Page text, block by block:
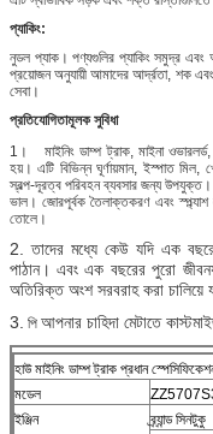
প্যাকিং:
নুডল প্যাক। পণ্যগুলির প্যাকিং সমুদ্র এবং
প্রয়োজন অনুযায়ী আমাদের আর্দ্রতা, শক
সেবা।
প্রতিযোগিতামূলক সুবিধা
1।
মাইনিং ডাম্প ট্রাক, মাইনা
হয়। এটি বিভিন্ন ঘূর্ণায়মান, ইস্পাত
স্বল্প-দূরত্ব পরিবহন ব্যবসার জন্য
ভাল। জোরপূর্বক তৈলাক্তকরণ এবং
তোলে।
2. তাদের মধ্যে কেউ যদি এক
পাঠান। এবং এক বছরের পুরো
অতিরিক্ত অংশ সরবরাহ করা চালিয়ে
3. পি আপনার চাহিদা মেটাতে
হাউ মাইনিং ডাম্প ট্রাক প্রধান
মডেল
ইঞ্জিন
ব্র্যান্ড সিনটুকু